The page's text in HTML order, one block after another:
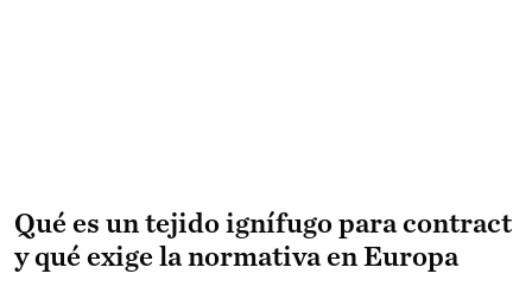
Qué es un tejido ignífugo para contract
y qué exige la normativa en Europa